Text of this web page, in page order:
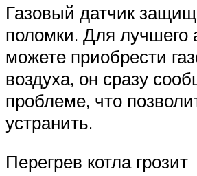
Газовый датчик
поломки. Для лучшего
можете приобрести
воздуха, он сразу
проблеме, что
устранить.
Перегрев котла грозит